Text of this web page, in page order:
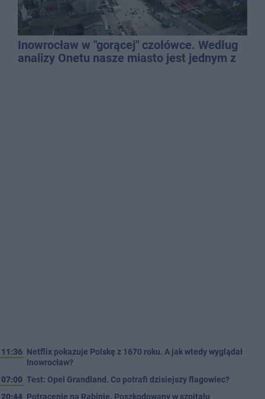
Inowrocław w "gorącej" czołówce. Według
analizy Onetu nasze miasto jest jednym z
11:36 Netflix pokazuje Polskę z 1670 roku. A jak wtedy wyglądał
Inowrocław?
07:00 Test: Opel Grandland. Co potrafi dzisiejszy flagowiec?
20:44 Potrącenie na Rąbinie. Poszkodowany w szpitalu